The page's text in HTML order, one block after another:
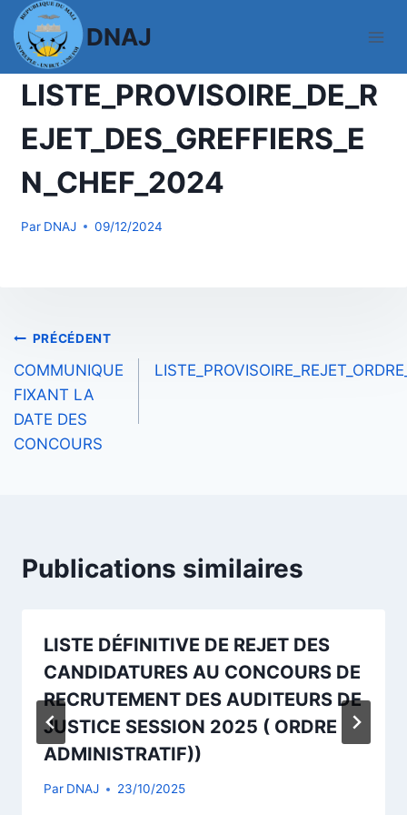
Aller
au
contenu
DNAJ
ACTUALITES
LISTE_PROVISOIRE_DE_R
EJET_DES_GREFFIERS_E
N_CHEF_2024
Par DNAJ 09/12/2024
Navigation
de
l’article
PRÉCÉDENT
COMMUNIQUE
FIXANT LA
DATE DES
CONCOURS
Publications similaires
LISTE DÉFINITIVE DE REJET DES
CANDIDATURES AU CONCOURS DE
RECRUTEMENT DES AUDITEURS DE
JUSTICE SESSION 2025 ( ORDRE
ADMINISTRATIF))
Par DNAJ 23/10/2025